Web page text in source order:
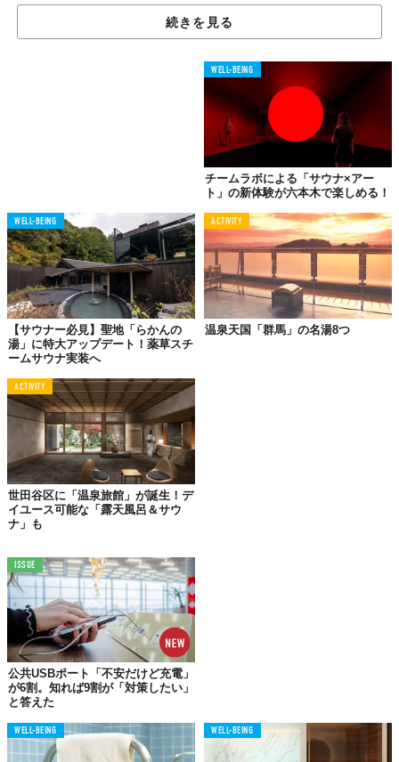
い形の温泉施設が2024年11月、六本木にオープンする。
非日常を演出する
三拍子揃ったパーソナル空間
新ブランド「KUDOCHI onsen」の六本木温泉店。「KUDOCHI
全室に本格的な温泉が完備されているこ
と。六本木という都心の一等地にいながらも季節ごとに全国各地
の名湯を楽しめるという、今までにない新しいコンセプトを極め
ている。那須塩原や馬頭、鬼怒川など選りすぐりの名湯を独り占
めできる贅沢な体験は、まさに都会のオアシス。
また、3つの個性的なテーマで設計されたプライベートルームは、
まるで異世界に迷い込んだかのような体験を提供してくれる。
岩々や緑に囲まれた“森林洞窟”をイメージした部屋「SonDoong
（ソンドン）」に、幻想的な光が差し込む“深海洞窟”を表現した
「 Cenote（セノーテ）」、満天の星空が広がる“異国の洞窟”のよ
うな「Altamira（アルタミラ）
豪華なつくりで、気分が上がること間違いなし。
さらには、セルフロウリュを備えた本格サウナやチラーが設置さ
れた水風呂も完備。心ゆくまで汗を流した後は、水風呂でクール
ダウン。そして、極上の温泉にゆったりと浸かれば「異次元のと
とのい」を体感できるに違いない。
続きを見る
WELL-BEING
チームラボによる「サウナ×アー
ト」の新体験が六本木で楽しめる！
WELL-BEING
【サウナー必見】聖地「らかんの
湯」に特大アップデート！薬草スチ
ームサウナ実装へ
ACTIVITY
温泉天国「群馬」の名湯8つ
ACTIVITY
世田谷区に「温泉旅館」が誕生！デ
イユース可能な「露天風呂＆サウ
ナ」も
ISSUE
公共USBポート「不安だけど充電」
が6割。知れば9割が「対策したい」
と答えた
WELL-BEING WELL-BEING